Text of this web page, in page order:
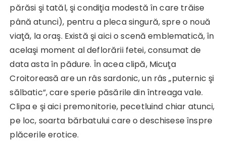
părăsi şi tatăl, şi condiţia modestă în care trăise
până atunci), pentru a pleca singură, spre o nouă
viaţă, la oraş. Există şi aici o scenă emblematică, în
acelaşi moment al deflorării fetei, consumat de
data asta în pădure. În acea clipă, Micuţa
Croitoreasă are un râs sardonic, un râs „puternic şi
sălbatic”, care sperie păsările din întreaga vale.
Clipa e şi aici premonitorie, pecetluind chiar atunci,
pe loc, soarta bărbatului care o deschisese înspre
plăcerile erotice.